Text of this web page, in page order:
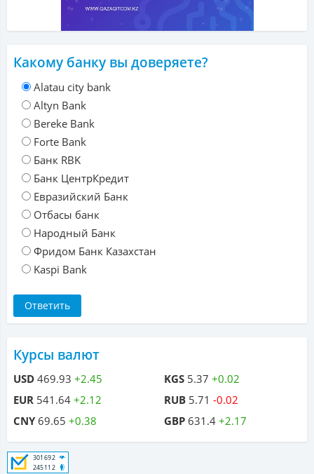
Какому банку вы доверяете?
Alatau city bank
Altyn Bank
Bereke Bank
Forte Bank
Банк RBK
Банк ЦентрКредит
Евразийский Банк
Отбасы банк
Народный Банк
Фридом Банк Казахстан
Kaspi Bank
Курсы валют
USD 469.93 +2.45
EUR 541.64 +2.12
CNY69.65 +0.38
KGS 5.37 +0.02
RUB 5.71 -0.02
GBP 631.4 +2.17